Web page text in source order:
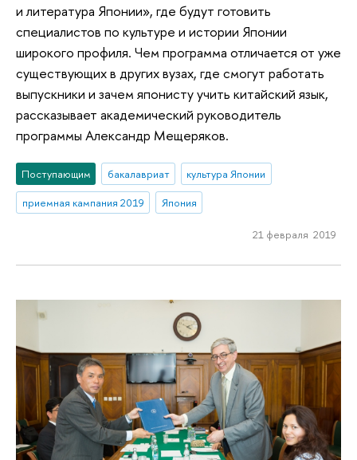
и литература Японии», где будут готовить
специалистов по культуре и истории Японии
широкого профиля. Чем программа отличается от уже
существующих в других вузах, где смогут работать
выпускники и зачем японисту учить китайский язык,
рассказывает академический руководитель
программы Александр Мещеряков.
Поступающим бакалавриат
культура Японии
приемная кампания 2019
Япония
21 февраля 2019